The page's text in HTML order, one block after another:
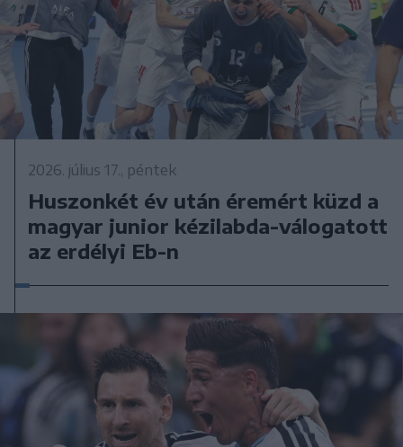
2026. július 17., péntek
Huszonkét év után éremért küzd a
magyar junior kézilabda-válogatott
az erdélyi Eb-n